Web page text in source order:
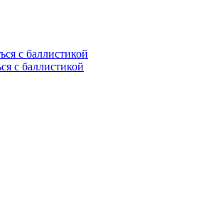
с баллистикой